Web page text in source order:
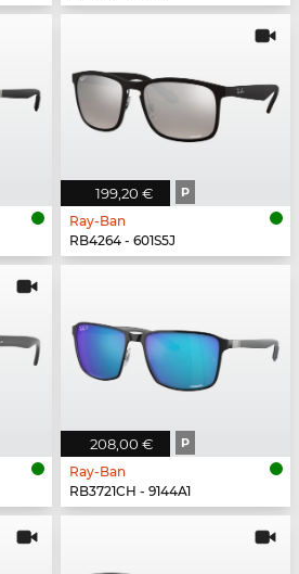
199,20 € P
Ray-Ban
RB4264 - 601S5J
208,00 € P
Ray-Ban
RB3721CH - 9144A1